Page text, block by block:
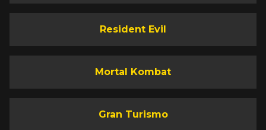
Resident Evil
Mortal Kombat
Gran Turismo